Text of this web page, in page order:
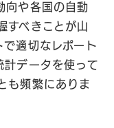
向や各国の自動
すべきことが山
で適切なレポート
計データを使って
も頻繁にありま